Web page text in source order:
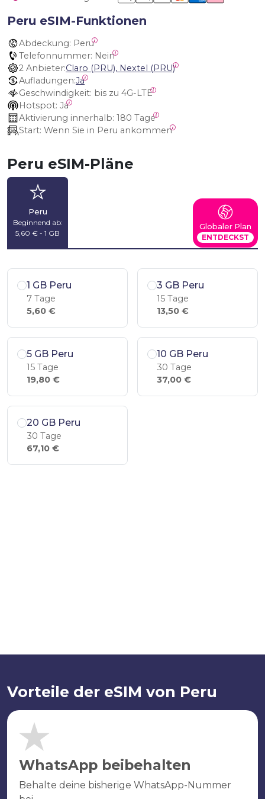
Peru eSIM-Funktionen
Abdeckung: Peru
Telefonnummer: Nein
2 Anbieter:Claro (PRU), Nextel (PRU)
Aufladungen:Ja
Geschwindigkeit: bis zu 4G-LTE
Hotspot: Ja
Aktivierung innerhalb: 180 Tage
Start: Wenn Sie in Peru ankommen
Peru eSIM-Pläne
Peru
Beginnend ab:
5,60 € - 1 GB
Globaler Plan
ENTDECKST
1 GB Peru
7 Tage
5,60 €
3 GB Peru
15 Tage
13,50 €
5 GB Peru
15 Tage
19,80 €
10 GB Peru
30 Tage
37,00 €
20 GB Peru
30 Tage
67,10 €
Vorteile der eSIM von Peru
WhatsApp beibehalten
Behalte deine bisherige WhatsApp-Nummer